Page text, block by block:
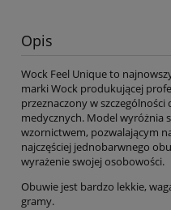
Opis
Wock Feel Unique to
marki Wock produkującej
przeznaczony w
medycznych. Model wyróżnia
wzornictwem, pozwalającym
najczęściej jednobarwnego
wyrażenie swojej osobowości.
Obuwie jest bardzo lekkie,
gramy.